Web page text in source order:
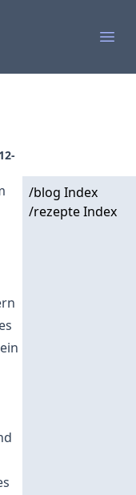
/blog Index
/rezepte Index